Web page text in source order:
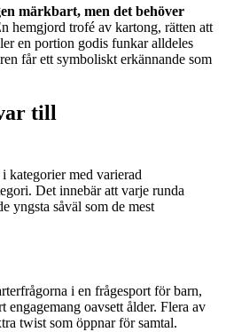
märkbart, men det behöver
hemgjord trofé av kartong, rätten att
en portion godis funkar alldeles
får ett symboliskt erkännande som
till
kategorier med varierad
Det innebär att varje runda
yngsta såväl som de mest
i en frågesport för barn,
engagemang oavsett ålder. Flera av
twist som öppnar för samtal.